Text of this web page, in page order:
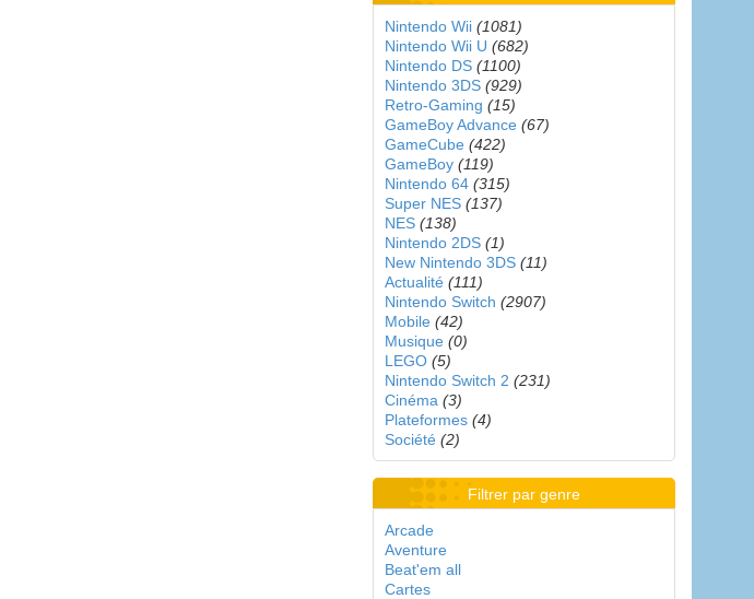
Nintendo Wii (1081)
Nintendo Wii U (682)
Nintendo DS (1100)
Nintendo 3DS (929)
Retro-Gaming (15)
GameBoy Advance (67)
GameCube (422)
GameBoy (119)
Nintendo 64 (315)
Super NES (137)
NES (138)
Nintendo 2DS (1)
New Nintendo 3DS (11)
Actualité (111)
Nintendo Switch (2907)
Mobile (42)
Musique (0)
LEGO (5)
Nintendo Switch 2 (231)
Cinéma (3)
Plateformes (4)
Société (2)
Filtrer par genre
Arcade
Aventure
Beat'em all
Cartes